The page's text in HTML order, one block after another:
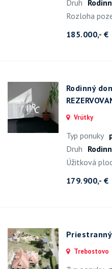
Druh
Rozloha
185.000,- €
Rodinný
Vrútky
Typ ponuky
Druh
Úžitková
179.900,- €
Trebostovo